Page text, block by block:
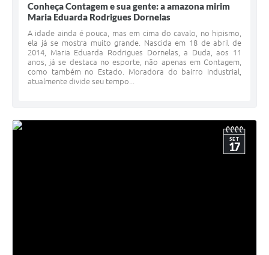
Conheça Contagem e sua gente: a amazona mirim
Maria Eduarda Rodrigues Dornelas
A idade ainda é pouca, mas em cima do cavalo, no hipismo,
ela já se mostra muito grande. Nascida em 18 de abril de
2014, Maria Eduarda Rodrigues Dornelas, a Duda, aos 11
anos, já se destaca no esporte, não apenas em Contagem,
como também no Estado. Moradora do bairro Industrial,
atualmente divide seu tempo...
SET
17